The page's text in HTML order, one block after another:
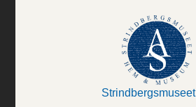
Strindbergsmuseet